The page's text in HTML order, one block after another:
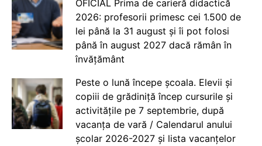
OFICIAL Prima de carieră didactică
2026: profesorii primesc cei 1.500 de
lei până la 31 august și îi pot folosi
până în august 2027 dacă rămân în
învățământ
Peste o lună începe școala. Elevii și
copiii de grădiniță încep cursurile și
activitățile pe 7 septembrie, după
vacanța de vară / Calendarul anului
școlar 2026-2027 și lista vacanțelor